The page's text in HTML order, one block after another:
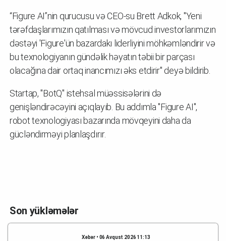
“Figure AI”nin qurucusu və CEO-su Brett Adkok, "Yeni
tərəfdaşlarımızın qatılması və mövcud investorlarımızın
dəstəyi 'Figure'ün bazardakı liderliyini möhkəmləndirir və
bu texnologiyanın gündəlik həyatın təbii bir parçası
olacağına dair ortaq inancımızı əks etdirir" deyə bildirib.
Startap, "BotQ" istehsal müəssisələrini də
genişləndirəcəyini açıqlayıb. Bu addımla "Figure AI",
robot texnologiyası bazarında mövqeyini daha da
gücləndirməyi planlaşdırır.
Son yükləmələr
Xəbər • 06 Avqust 2026 11:13